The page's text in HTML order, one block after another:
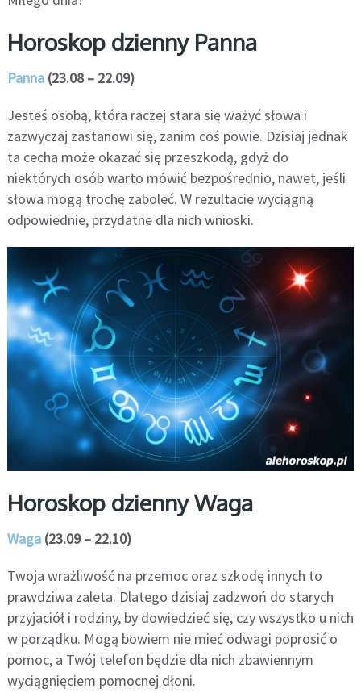
Horoskop dzienny Panna
Panna(23.08 – 22.09)
Jesteś osobą, która raczej stara się ważyć słowa i
zazwyczaj zastanowi się, zanim coś powie. Dzisiaj jednak
ta cecha może okazać się przeszkodą, gdyż do
niektórych osób warto mówić bezpośrednio, nawet, jeśli
słowa mogą trochę zaboleć. W rezultacie wyciągną
odpowiednie, przydatne dla nich wnioski.
Horoskop dzienny Waga
Waga(23.09 – 22.10)
Twoja wrażliwość na przemoc oraz szkodę innych to
prawdziwa zaleta. Dlatego dzisiaj zadzwoń do starych
przyjaciół i rodziny, by dowiedzieć się, czy wszystko u nich
w porządku. Mogą bowiem nie mieć odwagi poprosić o
pomoc, a Twój telefon będzie dla nich zbawiennym
wyciągnięciem pomocnej dłoni.